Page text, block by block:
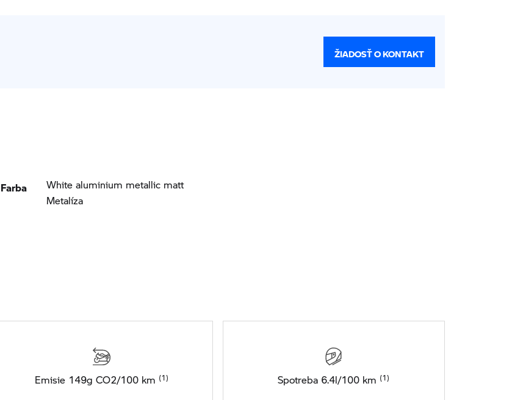
ŽIADOSŤ O KONTAKT
Farba
White aluminium metallic matt
Metalíza
Emisie 149g CO2/100 km Spotreba 6.4l/100 km